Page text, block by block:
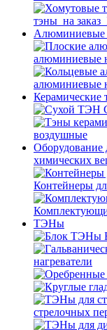
тэны_на
Алюминиевые
алюминиевые
алюминиевые
Керамические
воздушные
Оборудование
химических
Контейнеры
ТЭНы
нагреватели
стрелочных